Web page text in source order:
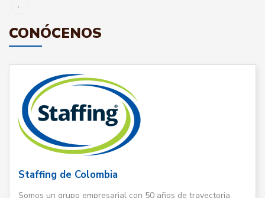
›
CONÓCENOS
Staffing de Colombia
Somos un grupo empresarial con 50 años de trayectoria,